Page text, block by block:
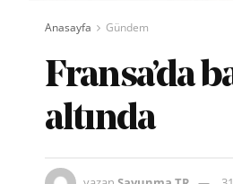
Anasayfa Gündem
Fransa’da
altında